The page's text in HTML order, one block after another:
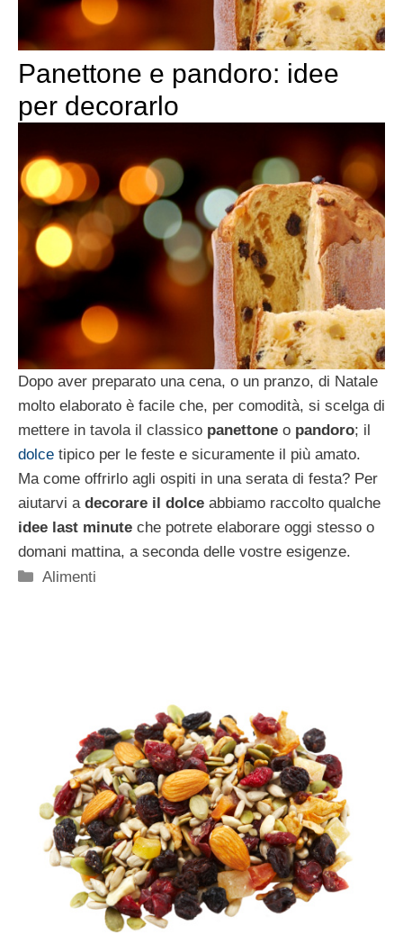
Panettone e pandoro: idee
per decorarlo
Dopo aver preparato una cena, o un pranzo, di Natale
molto elaborato è facile che, per comodità, si scelga di
mettere in tavola il classico panettone o pandoro; il
dolce tipico per le feste e sicuramente il più amato.
Ma come offrirlo agli ospiti in una serata di festa? Per
aiutarvi a decorare il dolce abbiamo raccolto qualche
idee last minute che potrete elaborare oggi stesso o
domani mattina, a seconda delle vostre esigenze.
Categorie
Alimenti